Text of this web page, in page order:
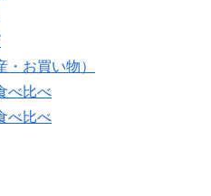
お買い物）
べ比べ
べ比べ